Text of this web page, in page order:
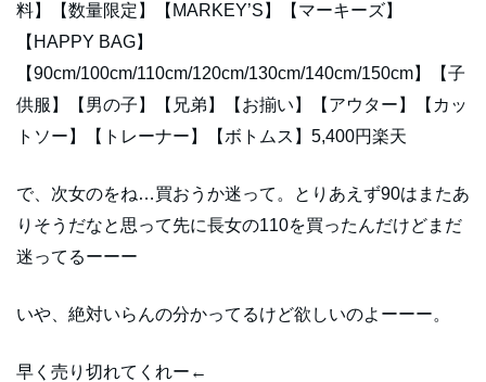
料】【数量限定】【MARKEY’S】【マーキーズ】
【HAPPY BAG】
【90cm/100cm/110cm/120cm/130cm/140cm/150cm】【子
供服】【男の子】【兄弟】【お揃い】【アウター】【カッ
トソー】【トレーナー】【ボトムス】5,400円楽天
で、次女のをね…買おうか迷って。とりあえず90はまたあ
りそうだなと思って先に長女の110を買ったんだけどまだ
迷ってるーーー
いや、絶対いらんの分かってるけど欲しいのよーーー。
早く売り切れてくれー←